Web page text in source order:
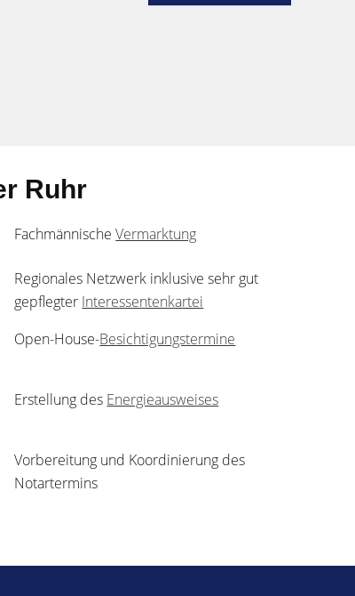
Ruhr
FachmännischeVermarktung
Regionales Netzwerk inklusive sehr gut
gepflegter Interessentenkartei
Open-House-Besichtigungstermine
Erstellung des Energieausweises
Vorbereitung und Koordinierung des
Notartermins